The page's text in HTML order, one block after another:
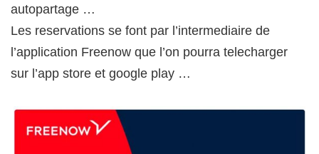
autopartage …
Les reservations se font par l’intermediaire de
l’application Freenow que l’on pourra telecharger
sur l’app store et google play …